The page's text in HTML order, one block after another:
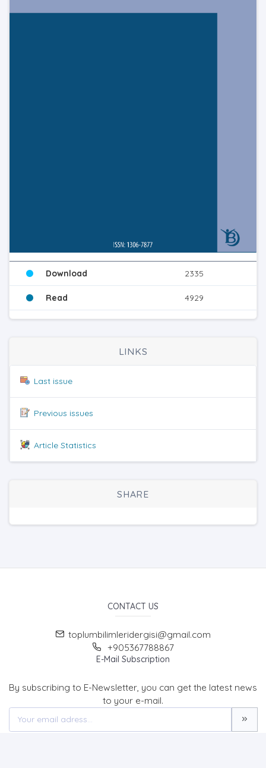
Download 2335
Read 4929
LINKS
Last issue
Previous issues
Article Statistics
SHARE
CONTACT US
toplumbilimleridergisi@gmail.com
+905367788867
E-Mail Subscription
By subscribing to E-Newsletter, you can get the latest news
to your e-mail.